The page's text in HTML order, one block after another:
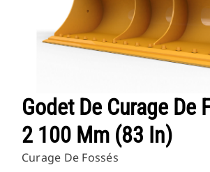
Godet De Curage De
2 100 Mm (83 In)
Curage De Fossés